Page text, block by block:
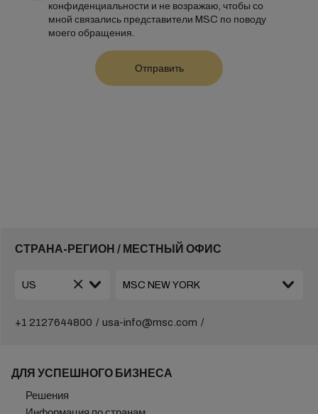
конфиденциальности и не возражаю, чтобы со
мной связались представители MSC по поводу
моего обращения.
СТРАНА-РЕГИОН / МЕСТНЫЙ ОФИС
+1 2127644800 usa-info@msc.com
ДЛЯ УСПЕШНОГО БИЗНЕСА
Решения